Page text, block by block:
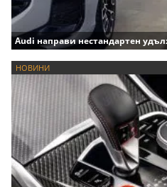
Audi направи нестандартен
НОВИНИ